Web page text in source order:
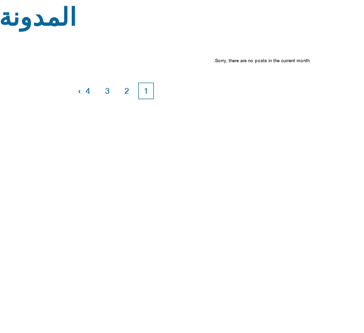
المدونة
Sorry, there are no posts in the current month.
1
2
3
4
›